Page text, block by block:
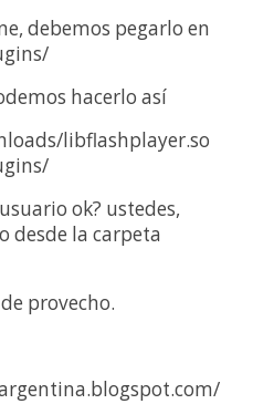
debemos pegarlo en
hacerlo así
libflashplayer.so
ok? ustedes,
desde la carpeta
provecho.